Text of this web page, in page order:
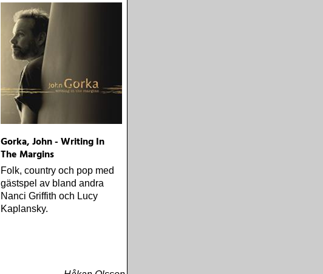
från en ung mans liv
Gorka, John - Writing In
The Margins
Folk, country och pop med
gästspel av bland andra
Nanci Griffith och Lucy
Kaplansky.